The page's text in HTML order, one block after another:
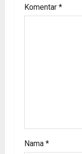
t
Komentar *
Nama *